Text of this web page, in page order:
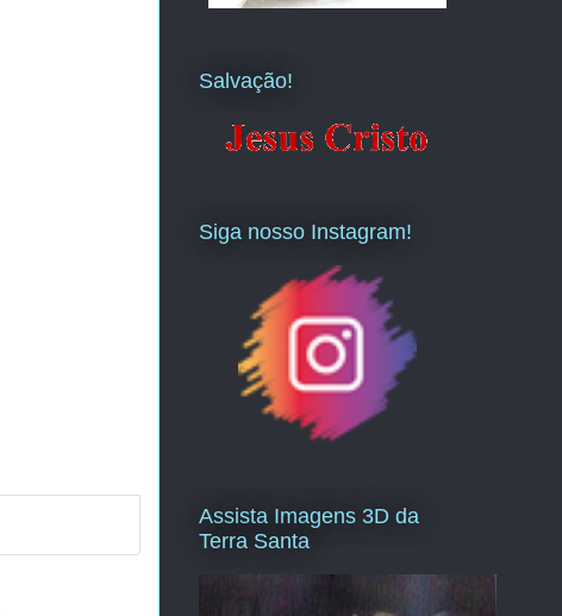
Salvação!
Siga nosso Instagram!
Assista Imagens 3D da
Terra Santa